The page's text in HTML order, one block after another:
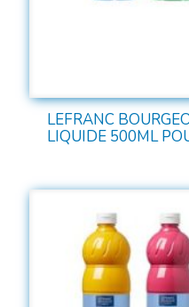
LEFRANC
LIQUIDE 500ML